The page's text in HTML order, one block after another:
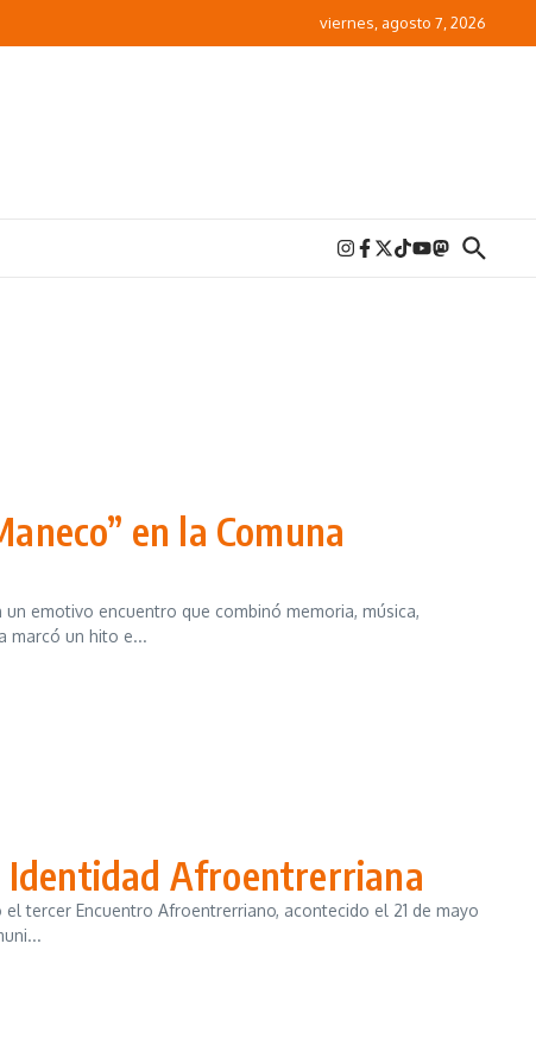
viernes, agosto 7, 2026
en la Comuna
emotivo encuentro que combinó memoria, música,
marcó un hito e...
Identidad Afroentrerriana
tercer Encuentro Afroentrerriano, acontecido el 21 de mayo